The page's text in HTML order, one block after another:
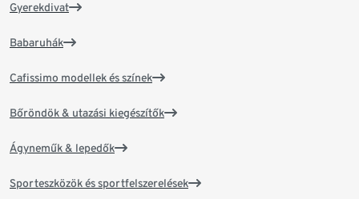
Gyerekdivat
Babaruhák
Cafissimo modellek és színek
Bőröndök & utazási kiegészítők
Ágyneműk & lepedők
Sporteszközök és sportfelszerelések